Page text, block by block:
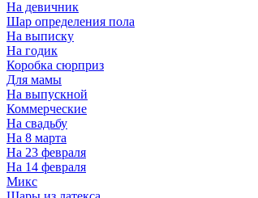
На девичник
Шар определения пола
На выписку
На годик
Коробка сюрприз
Для мамы
На выпускной
Коммерческие
На свадьбу
На 8 марта
На 23 февраля
На 14 февраля
Микс